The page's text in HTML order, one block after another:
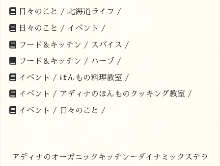
日々のこと /北海道ライフ /
日々のこと / イベント /
フード＆キッチン / スパイス /
フード＆キッチン / ハーブ /
イベント / ほんもの料理教室 /
イベント / アディナのほんものクッキング教室 /
イベント / 日々のこと /
アディナのオーガニックキッチン～ダイナミックステラ